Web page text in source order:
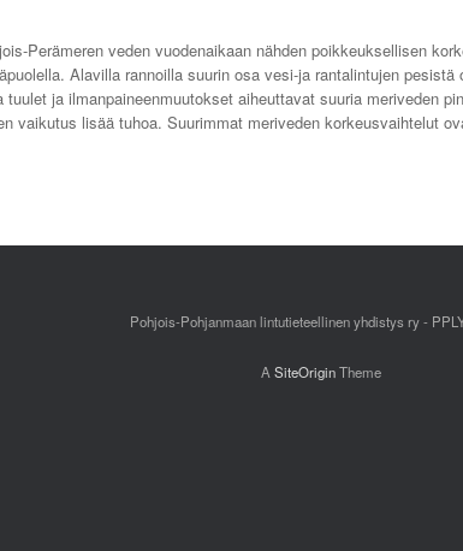
Perämeren veden vuodenaikaan nähden poikkeuksellisen
Alavilla rannoilla suurin osa vesi-ja rantalintujen pesistä
ja ilmanpaineenmuutokset aiheuttavat suuria meriveden
vaikutus lisää tuhoa. Suurimmat meriveden korkeusvaihtelut
Pohjois-Pohjanmaan lintutieteellinen yhdistys ry -
A SiteOriginTheme